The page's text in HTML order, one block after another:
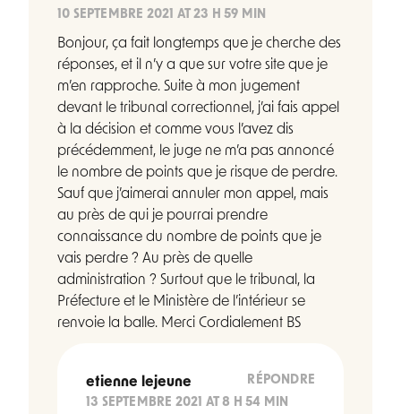
10 SEPTEMBRE 2021 AT 23 H 59 MIN
Bonjour, ça fait longtemps que je cherche des
réponses, et il n’y a que sur votre site que je
m’en rapproche. Suite à mon jugement
devant le tribunal correctionnel, j’ai fais appel
à la décision et comme vous l’avez dis
précédemment, le juge ne m’a pas annoncé
le nombre de points que je risque de perdre.
Sauf que j’aimerai annuler mon appel, mais
au près de qui je pourrai prendre
connaissance du nombre de points que je
vais perdre ? Au près de quelle
administration ? Surtout que le tribunal, la
Préfecture et le Ministère de l’intérieur se
renvoie la balle. Merci Cordialement BS
etienne lejeune
13 SEPTEMBRE 2021 AT 8 H 54 MIN
RÉPONDRE